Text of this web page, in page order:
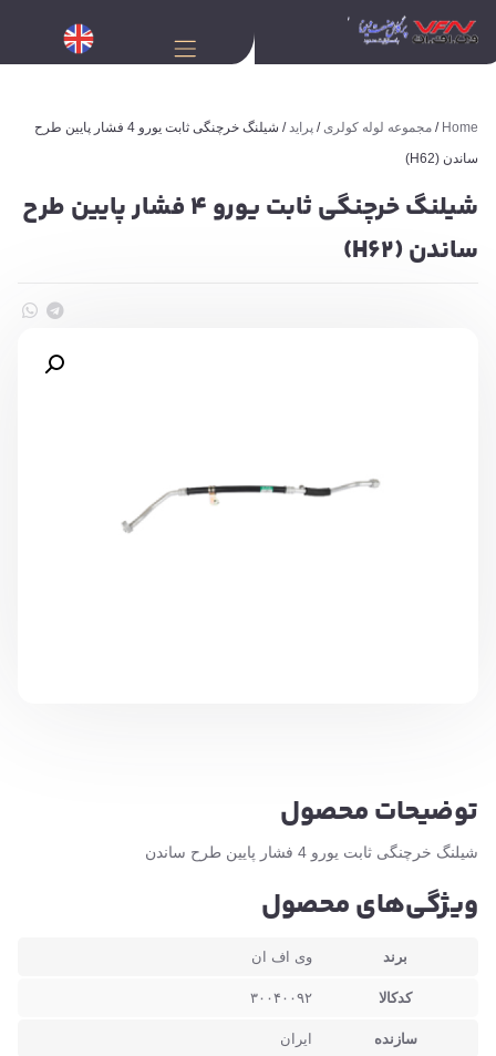
Home
/ مجموعه لوله کولری/ پراید
/ شیلنگ خرچنگی ثابت یورو 4 فشار پایین طرح
ساندن (H62)
شیلنگ خرچنگی ثابت یورو 4 فشار پایین طرح
ساندن (H62)
توضیحات محصول
شیلنگ خرچنگی ثابت یورو 4 فشار پایین طرح ساندن
ویژگی‌های محصول
برند وی اف ان
کدکالا ۳۰۰۴۰۰۹۲
سازنده ایران